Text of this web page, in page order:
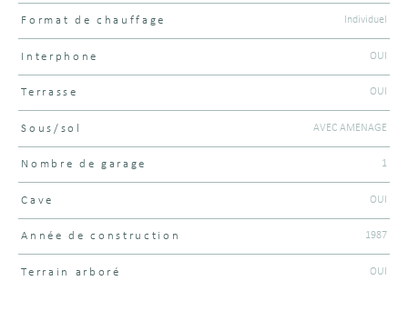
Format de chauffage Individuel
Interphone OUI
Terrasse OUI
Sous/sol AVEC AMENAGE
Nombre de garage 1
Cave OUI
Année de construction 1987
Terrain arboré OUI